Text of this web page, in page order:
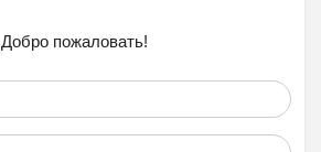
Добро пожаловать!